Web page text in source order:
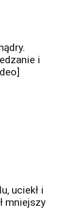
i
uciekł i
mniejszy